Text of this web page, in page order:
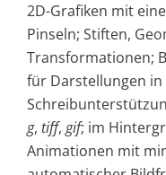
2D-Grafiken mit
Pinseln; Stiften,
Transformationen;
für Darstellungen in
g, tiff, gif; im
Animationen mit